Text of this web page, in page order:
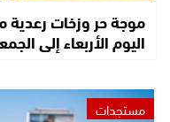
موجة حر وزخات رعدية
اليوم الأربعاء إلى
مستجدات